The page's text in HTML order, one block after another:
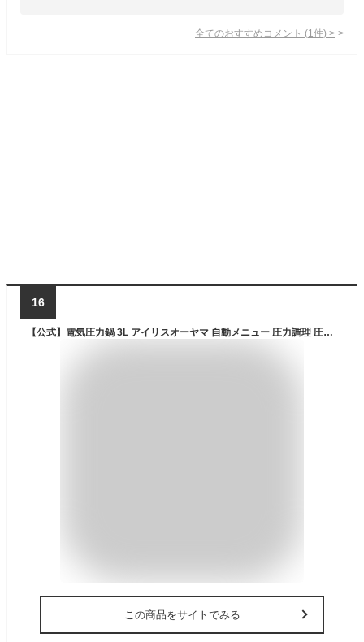
全てのおすすめコメント (1 件) >
16
【公式】電気圧力鍋 3L アイリスオーヤマ 自動メニュー 圧力調理 圧力鍋 炊飯器 炊飯 3合 予約調理 保温 簡単 お手入れ 蒸し野菜 低温調理 無水調理 発酵 ホワイト ダークグレー PMPC-REMA3 KPC-REMA3[安心延長保証対象]
この商品をサイトでみる